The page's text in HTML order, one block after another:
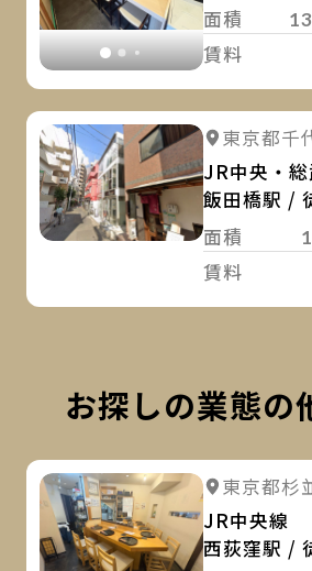
面積
賃料
詳細を見
東京都千
JR中央・総
飯田橋駅 /
面積
賃料
お探しの業態の
詳細を見
東京都杉
JR中央線
西荻窪駅 /